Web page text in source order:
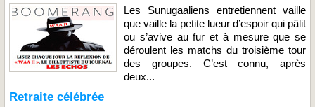
Les Sunugaaliens entretiennent vaille
que vaille la petite lueur d’espoir qui pâlit
ou s’avive au fur et à mesure que se
déroulent les matchs du troisième tour
des groupes. C’est connu, après
deux...
Retraite célébrée